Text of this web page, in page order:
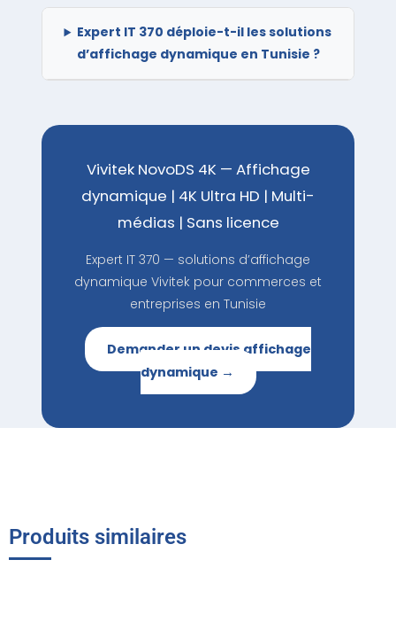
Expert IT 370 déploie-t-il les solutions
d’affichage dynamique en Tunisie ?
Vivitek NovoDS 4K — Affichage
dynamique | 4K Ultra HD | Multi-
médias | Sans licence
Expert IT 370 — solutions d’affichage
dynamique Vivitek pour commerces et
entreprises en Tunisie
Demander un devis affichage
dynamique →
Produits similaires